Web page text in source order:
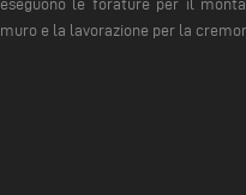
eseguono le forature per il
muro e la lavorazione per la